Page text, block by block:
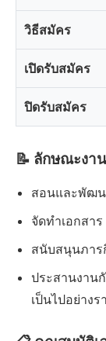
วิธีสมัคร
เปิดรับสมัคร
ปิดรับสมัคร
📝 ลักษณะงา
สอนและพัฒน
จัดทำเอกสา
สนับสนุนภาร
ประสานงาน
เป็นไปอย่างร